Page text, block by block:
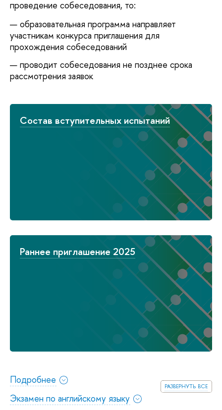
проведение собеседования, то:
образовательная программа направляет
участникам конкурса приглашения для
прохождения собеседований
проводит собеседования не позднее срока
рассмотрения заявок
Состав вступительных испытаний
Раннее приглашение 2025
развернуть все
Подробнее
Экзамен по английскому языку